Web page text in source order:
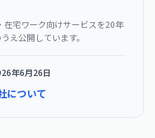
在宅ワーク向けサービスを20年
え公開しています。
年6月26日
について